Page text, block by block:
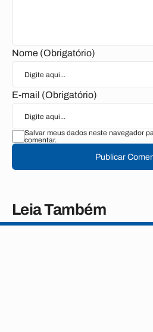
Nome (Obrigatório)
E-mail (Obrigatório)
Salvar meus dados neste navegador
comentar.
Publicar
Leia Também